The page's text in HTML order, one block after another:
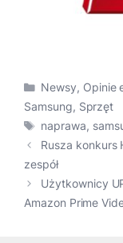
Kategorie
Newsy, Opinie
Samsung, Sprzęt
Tagi
naprawa,
Rusza konkurs
zespół
Użytkownicy
Amazon Prime